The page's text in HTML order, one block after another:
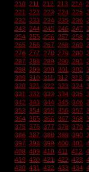
210 211 212 213 214
221 222 223 224 225
232 233 234 235 236
243 244 245 246 247
254 255 256 257 258
265 266 267 268 269
276 277 278 279 280
287 288 289 290 291
298 299 300 301 302
309 310 311 312 313
320 321 322 323 324
331 332 333 334 335
342 343 344 345 346
353 354 355 356 357
364 365 366 367 368
375 376 377 378 379
386 387 388 389 390
397 398 399 400 401
408 409 410 411 412
419 420 421 422 423
430 431 432 433 434